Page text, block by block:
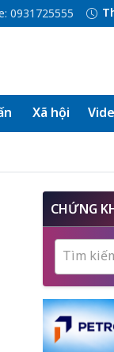
0931725555
Xã hội
CHỨNG
Tìm